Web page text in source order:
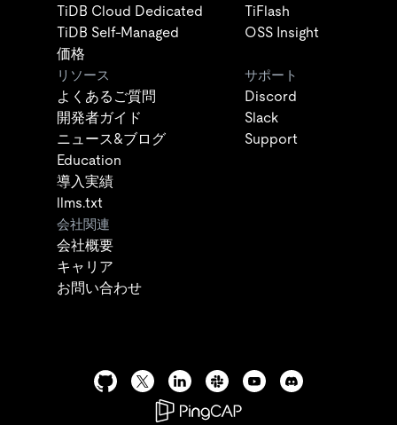
TiDB Cloud Dedicated
TiDB Self-Managed
価格
TiFlash
OSS Insight
リソース
よくあるご質問
開発者ガイド
ニュース&ブログ
Education
導入実績
llms.txt
サポート
Discord
Slack
Support
会社関連
会社概要
キャリア
お問い合わせ